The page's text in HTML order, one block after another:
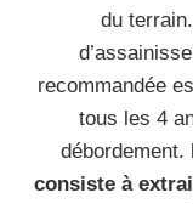
du
recommandée
tous les 4
débordement.
consiste à